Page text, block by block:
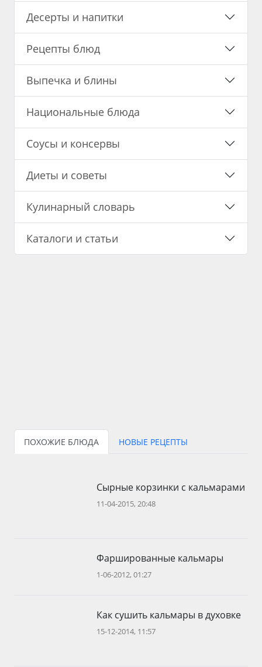
Десерты и напитки
Рецепты блюд
Выпечка и блины
Национальные блюда
Соусы и консервы
Диеты и советы
Кулинарный словарь
Каталоги и статьи
ПОХОЖИЕ БЛЮДА НОВЫЕ РЕЦЕПТЫ
Сырные корзинки с кальмарами
11-04-2015, 20:48
Фаршированные кальмары
1-06-2012, 01:27
Как сушить кальмары в духовке
15-12-2014, 11:57